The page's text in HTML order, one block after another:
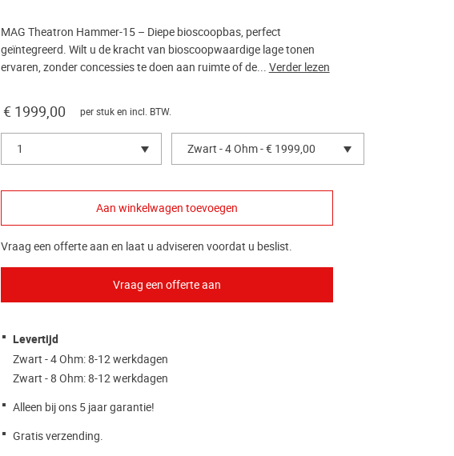
MAG Theatron Hammer-15 – Diepe bioscoopbas, perfect
geïntegreerd. Wilt u de kracht van bioscoopwaardige lage tonen
ervaren, zonder concessies te doen aan ruimte of de... Verder lezen
€ 1999,00 per stuk en incl. BTW.
1 Zwart - 4 Ohm - € 1999,00
Vraag een offerte aan en laat u adviseren voordat u beslist.
Levertijd
Zwart - 4 Ohm: 8-12 werkdagen
Zwart - 8 Ohm: 8-12 werkdagen
Alleen bij ons 5 jaar garantie!
Gratis verzending.